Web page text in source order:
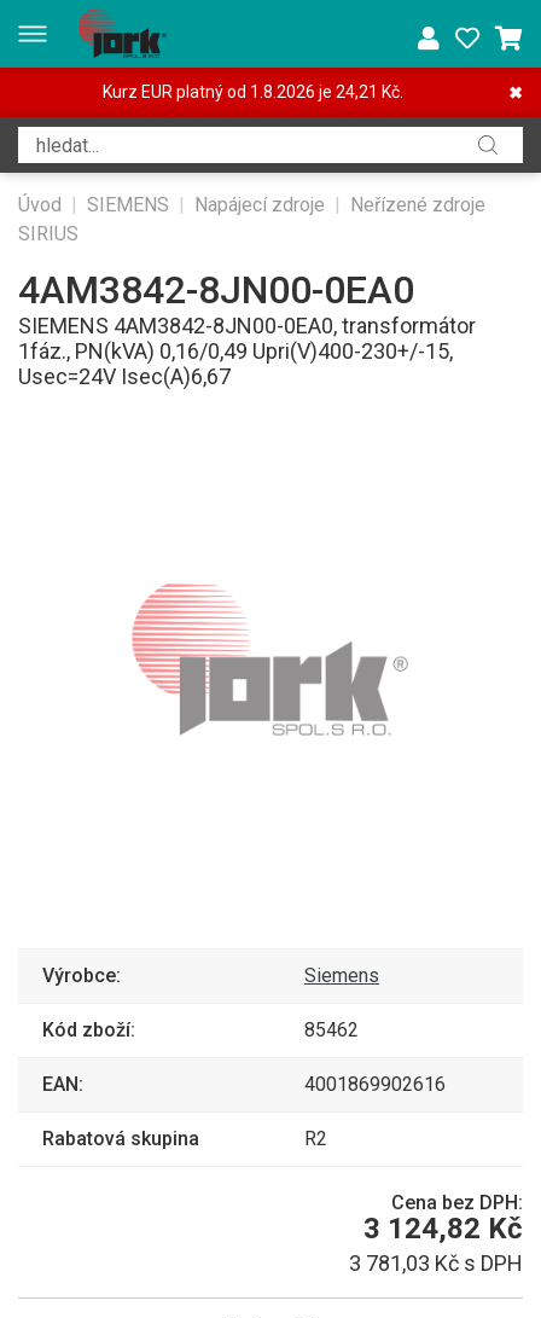
✖
Kurz EUR platný od 1.8.2026 je 24,21 Kč.
Úvod | SIEMENS | Napájecí zdroje | Neřízené zdroje
SIRIUS
4AM3842-8JN00-0EA0
SIEMENS 4AM3842-8JN00-0EA0, transformátor
1fáz., PN(kVA) 0,16/0,49 Upri(V)400-230+/-15,
Usec=24V Isec(A)6,67
Výrobce: Siemens
Kód zboží: 85462
EAN: 4001869902616
Rabatová skupina R2
Cena bez DPH:
3 124,82 Kč
3 781,03 Kč s DPH